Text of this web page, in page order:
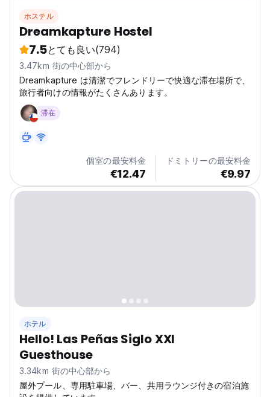
ホステル
Dreamkapture Hostel
7.5とても良い(794)
3.47km 街の中心部から
Dreamkapture は清潔でフレンドリーで快適な滞在場所で、
旅行者向けの情報がたくさんあります。
滞在
個室の最安料金
€12.47
ドミトリーの最安料金
€9.97
ホテル
Hello! Las Peñas Siglo XXI
Guesthouse
3.34km 街の中心部から
屋外プール、専用駐車場、バー、共用ラウンジ付きの宿泊施